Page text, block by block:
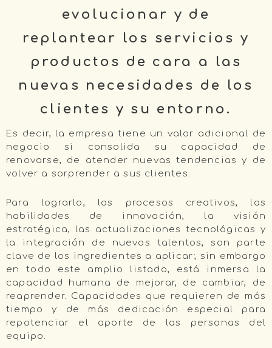
evolucionar y de
replantear los servicios y
productos de cara a las
nuevas necesidades de los
clientes y su entorno.
Es decir, la empresa tiene un valor adicional de
negocio si consolida su capacidad de
renovarse, de atender nuevas tendencias y de
volver a sorprender a sus clientes.
Para lograrlo, los procesos creativos, las
habilidades de innovación, la visión
estratégica, las actualizaciones tecnológicas y
la integración de nuevos talentos, son parte
clave de los ingredientes a aplicar; sin embargo
en todo este amplio listado, está inmersa la
capacidad humana de mejorar, de cambiar, de
reaprender. Capacidades que requieren de más
tiempo y de más dedicación especial para
repotenciar el aporte de las personas del
equipo.